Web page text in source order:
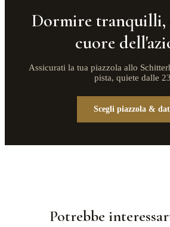
Dormire tranquilli,
cuore
Assicurati la tua piazzola allo
pista, quiete dalle
Scegli piazzola &
Potrebbe